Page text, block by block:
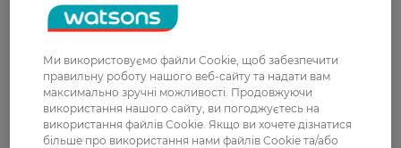
Рейтинг та відгуки
0 0 відгуків
Ми використовуємо файли Cookie, щоб забезпечити
правильну роботу нашого веб-сайту та надати вам
максимально зручні можливості. Продовжуючи
використання нашого сайту, ви погоджуєтесь на
використання файлів Cookie. Якщо ви хочете дізнатися
більше про використання нами файлів Cookie та/або